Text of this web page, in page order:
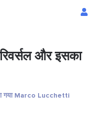
रिवर्सल और इसका
गया Marco Lucchetti